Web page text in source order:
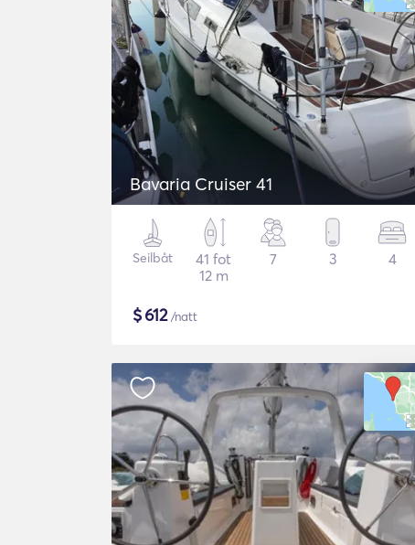
Bavaria Cruiser 41
Seilbåt
41 fot
12 m
7 3 4
$612/natt